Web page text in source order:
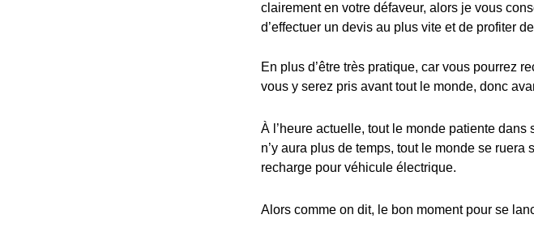
clairement en votre défaveur, alors je vous
d’effectuer un devis au plus vite et de profiter
En plus d’être très pratique, car vous pourrez
vous y serez pris avant tout le monde, donc
À l’heure actuelle, tout le monde patiente
n’y aura plus de temps, tout le monde se
recharge pour véhicule électrique.
Alors comme on dit, le bon moment pour se